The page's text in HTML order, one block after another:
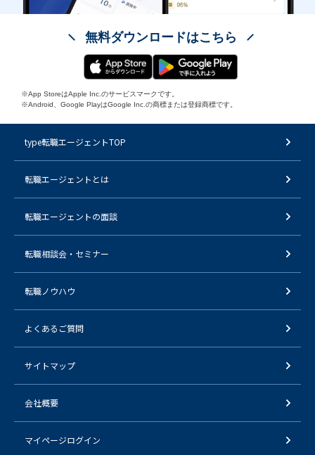
無料ダウンロードはこちら
※App StoreはApple Inc.のサービスマークです。
※Android、Google PlayはGoogle Inc.の商標または登録商標です。
type転職エージェントTOP
転職エージェントとは
転職エージェントの面談
転職相談会・セミナー
転職ノウハウ
よくあるご質問
サイトマップ
会社概要
マイページログイン